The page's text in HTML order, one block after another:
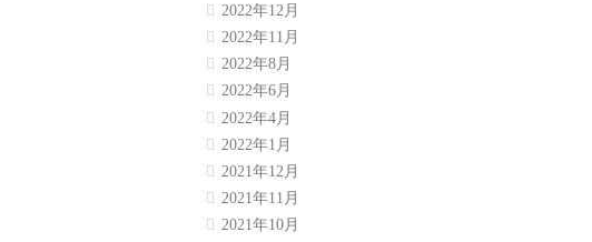
2022年12月
2022年11月
2022年8月
2022年6月
2022年4月
2022年1月
2021年12月
2021年11月
2021年10月